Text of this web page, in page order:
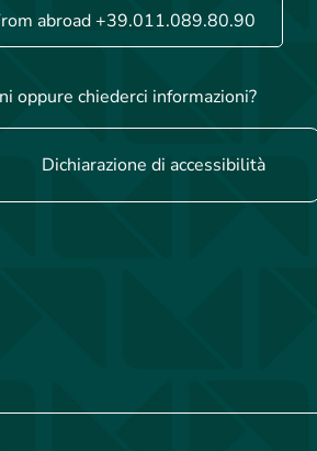
abroad +39.011.089.80.90
oppure chiederci informazioni?
Dichiarazione di accessibilità